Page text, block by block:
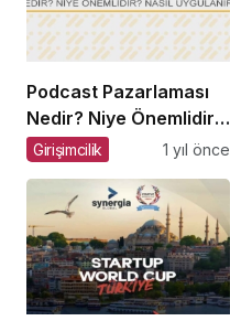
Podcast Pazarlaması
Nedir? Niye Önemlidir?
Podcast Pazarlaması
Girişimcilik 1 yıl önce